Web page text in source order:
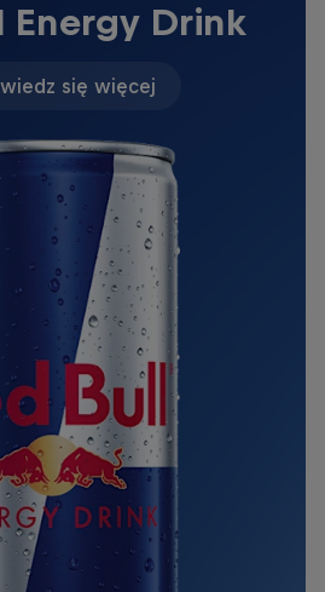
Energy Drink
się więcej